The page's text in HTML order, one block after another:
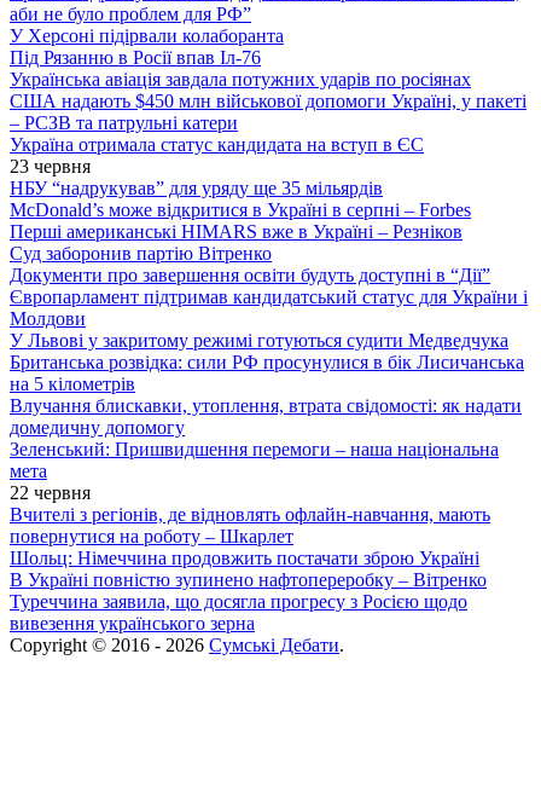
аби не було проблем для РФ”
У Херсоні підірвали колаборанта
Під Рязанню в Росії впав Іл-76
Українська авіація завдала потужних ударів по росіянах
США надають $450 млн військової допомоги Україні, у пакеті
– РСЗВ та патрульні катери
Україна отримала статус кандидата на вступ в ЄС
23 червня
НБУ “надрукував” для уряду ще 35 мільярдів
McDonald’s може відкритися в Україні в серпні – Forbes
Перші американські HIMARS вже в Україні – Резніков
Суд заборонив партію Вітренко
Документи про завершення освіти будуть доступні в “Дії”
Європарламент підтримав кандидатський статус для України і
Молдови
У Львові у закритому режимі готуються судити Медведчука
Британська розвідка: сили РФ просунулися в бік Лисичанська
на 5 кілометрів
Влучання блискавки, утоплення, втрата свідомості: як надати
домедичну допомогу
Зеленський: Пришвидшення перемоги – наша національна
мета
22 червня
Вчителі з регіонів, де відновлять офлайн-навчання, мають
повернутися на роботу – Шкарлет
Шольц: Німеччина продовжить постачати зброю Україні
В Україні повністю зупинено нафтопереробку – Вітренко
Туреччина заявила, що досягла прогресу з Росією щодо
вивезення українського зерна
Copyright © 2016 - 2026 Сумські Дебати.